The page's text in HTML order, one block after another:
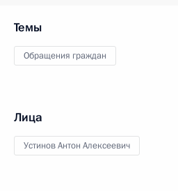
Темы
Обращения граждан
Лица
Устинов Антон Алексеевич